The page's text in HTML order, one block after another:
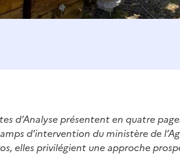
d’Analyse présentent en quatre
d’intervention du ministère de
elles privilégient une approche